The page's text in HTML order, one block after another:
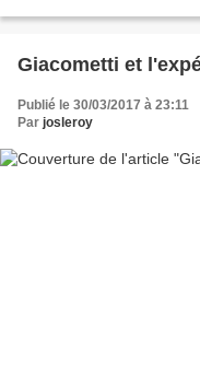
Giacometti et
Publié le 30/03/2017 à 23:11
Par josleroy